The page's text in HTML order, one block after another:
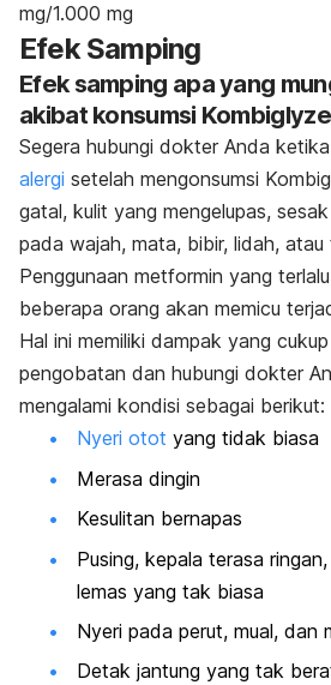
mg/1.000 mg
Efek Samping
Efek samping apa yang
akibat konsumsi
Segera hubungi dokter Anda
alergi setelah mengonsumsi
gatal, kulit yang mengelupas,
pada wajah, mata, bibir, lidah,
Penggunaan metformin yang
beberapa orang akan memicu
Hal ini memiliki dampak yang
pengobatan dan hubungi dokter
mengalami kondisi sebagai berikut:
Nyeri otot yang tidak biasa
Merasa dingin
Kesulitan bernapas
Pusing, kepala terasa
lemas yang tak biasa
Nyeri pada perut, mual, dan
Detak jantung yang tak